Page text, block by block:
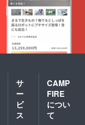
サ
ー
ビ
ス
CAMP
FIRE
につい
て